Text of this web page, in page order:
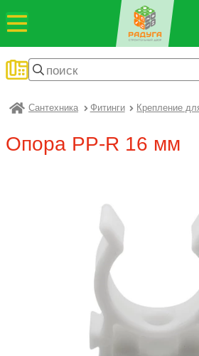
Сантехника Фитинги Крепление
Опора PP-R 16 мм